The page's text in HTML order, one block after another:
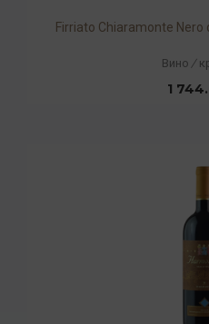
Firriato Chiaramonte Nero
Вино /
1